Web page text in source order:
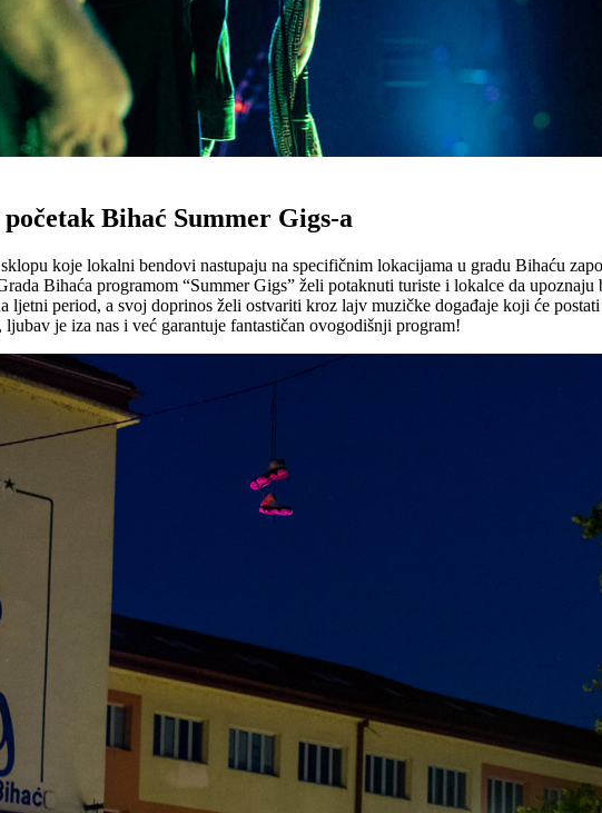
Bihać Summer Gigs-a
koje lokalni bendovi nastupaju na specifičnim lokacijama u gradu Bihaću
Bihaća programom “Summer Gigs” želi potaknuti turiste i lokalce da
ljetni period, a svoj doprinos želi ostvariti kroz lajv muzičke događaje koji će
je iza nas i već garantuje fantastičan ovogodišnji program!